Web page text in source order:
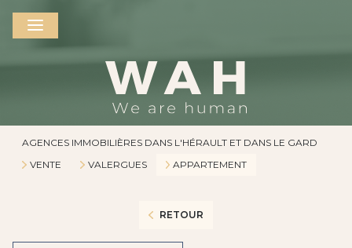
AGENCES IMMOBILIÈRES DANS L'HÉRAULT ET DANS LE GARD
VENTE
VALERGUES APPARTEMENT
RETOUR